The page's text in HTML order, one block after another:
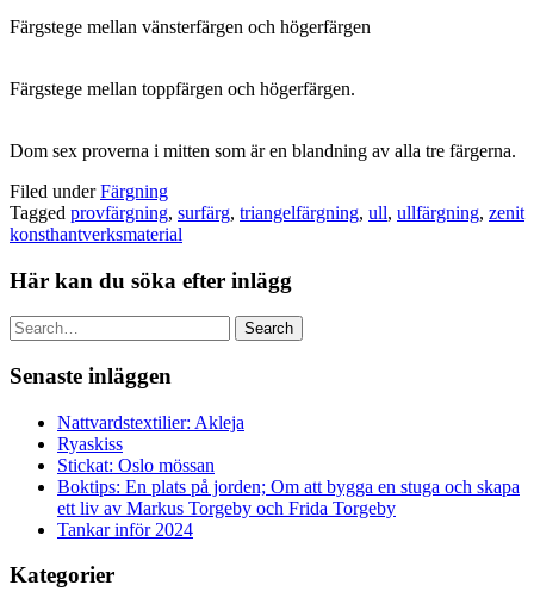
Färgstege mellan vänsterfärgen och högerfärgen
Färgstege mellan toppfärgen och högerfärgen.
Dom sex proverna i mitten som är en blandning av alla tre färgerna.
Filed underFärgning
Tagged provfärgning, surfärg, triangelfärgning, ull, ullfärgning, zenit
konsthantverksmaterial
Här kan du söka efter inlägg
Search
Senaste inläggen
Nattvardstextilier: Akleja
Ryaskiss
Stickat: Oslo mössan
Boktips: En plats på jorden; Om att bygga en stuga och skapa
ett liv av Markus Torgeby och Frida Torgeby
Tankar inför 2024
Kategorier